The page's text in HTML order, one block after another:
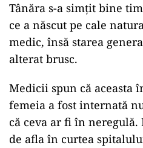
Tânăra s-a simţit bine
ce a născut pe cale
medic, însă starea
alterat brusc.
Medicii spun că aceasta
femeia a fost internată
că ceva ar fi în
de afla în curtea